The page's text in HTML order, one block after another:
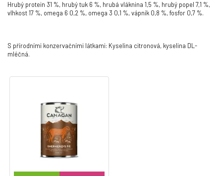
Hrubý protein 31 %, hrubý tuk 6 %, hrubá vláknina 1,5 %, hrubý popel 7,1 %,
vlhkost 17 %, omega 6 0,2 %, omega 3 0,1 %, vápník 0,8 %, fosfor 0,7 %.
S přírodními konzervačními látkami: Kyselina citronová, kyselina DL-
mléčná.